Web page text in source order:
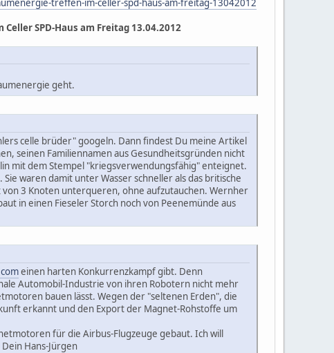
SPD-Haus am Freitag 13.04.2012
geht.
celle brüder" googeln. Dann findest Du meine Artikel
seinen Familiennamen aus Gesundheitsgründen nicht
mit dem Stempel "kriegsverwendungsfähig" enteignet.
waren damit unter Wasser schneller als das britische
3 Knoten unterqueren, ohne aufzutauchen. Wernher
in einen Fieseler Storch noch von Peenemünde aus
einen harten Konkurrenzkampf gibt. Denn
Automobil-Industrie von ihren Robotern nicht mehr
bauen lässt. Wegen der "seltenen Erden", die
erkannt und den Export der Magnet-Rohstoffe um
für die Airbus-Flugzeuge gebaut. Ich will
Hans-Jürgen